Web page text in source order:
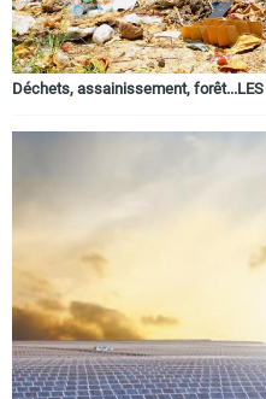
Déchets, assainissement, forêt...LES